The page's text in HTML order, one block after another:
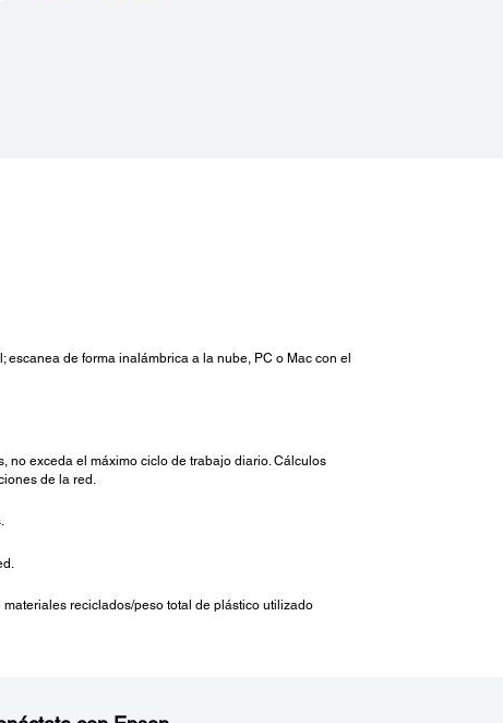
de forma inalámbrica a la nube, PC o Mac con el
no exceda el máximo ciclo de trabajo diario. Cálculos
de la red.
reciclados/peso total de plástico utilizado